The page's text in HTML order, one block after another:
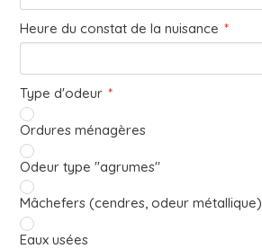
Heure du constat de la nuisance *
Type d'odeur *
Ordures ménagères
Odeur type "agrumes"
Mâchefers (cendres, odeur métallique)
Eaux usées